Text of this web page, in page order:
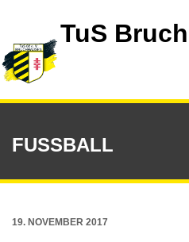
TuS
FUSSBALL
19. NOVEMBER 2017